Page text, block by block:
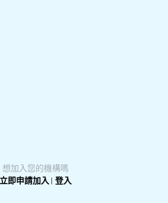
想加入您的機構嗎
立即申請加入 | 登入